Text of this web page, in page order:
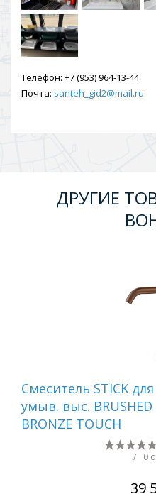
Телефон: +7 (953) 964-13-44
Почта: santeh_gid2@mail.ru
ДРУГИЕ
Смеситель STICK для
умыв. выс. BRUSHED
BRONZE TOUCH
/ 0
39